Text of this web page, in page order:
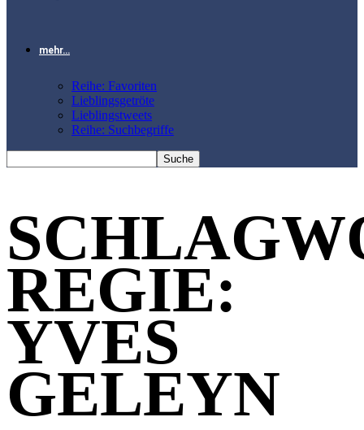
mehr…
Reihe: Favoriten
Lieblingsgetröte
Lieblingstweets
Reihe: Suchbegriffe
REGIE:
YVES
GELEYN